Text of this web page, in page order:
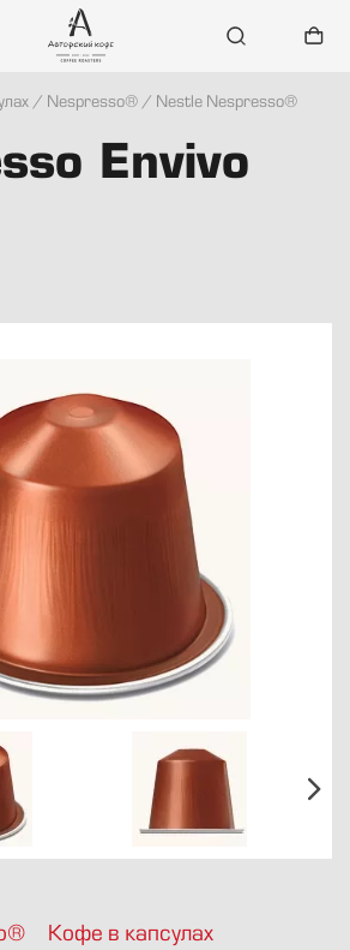
/ Nespresso® / Nestle Nespresso®
Envivo
Кофе в капсулах